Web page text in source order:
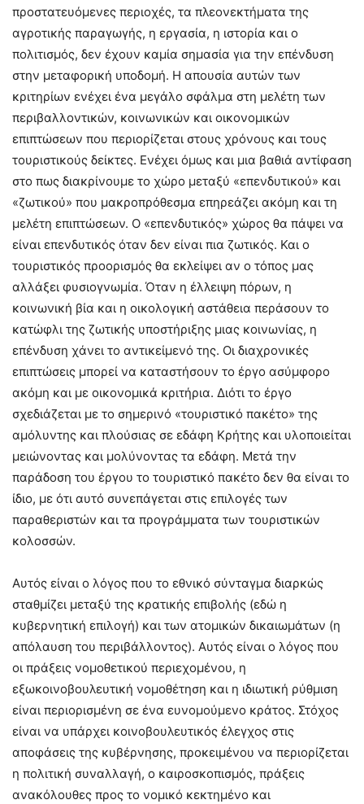
προστατευόμενες περιοχές, τα πλεονεκτήματα της
αγροτικής παραγωγής, η εργασία, η ιστορία και ο
πολιτισμός, δεν έχουν καμία σημασία για την επένδυση
στην μεταφορική υποδομή. Η απουσία αυτών των
κριτηρίων ενέχει ένα μεγάλο σφάλμα στη μελέτη των
περιβαλλοντικών, κοινωνικών και οικονομικών
επιπτώσεων που περιορίζεται στους χρόνους και τους
τουριστικούς δείκτες. Ενέχει όμως και μια βαθιά αντίφαση
στο πως διακρίνουμε το χώρο μεταξύ «επενδυτικού» και
«ζωτικού» που μακροπρόθεσμα επηρεάζει ακόμη και τη
μελέτη επιπτώσεων. Ο «επενδυτικός» χώρος θα πάψει να
είναι επενδυτικός όταν δεν είναι πια ζωτικός. Και ο
τουριστικός προορισμός θα εκλείψει αν ο τόπος μας
αλλάξει φυσιογνωμία. Όταν η έλλειψη πόρων, η
κοινωνική βία και η οικολογική αστάθεια περάσουν το
κατώφλι της ζωτικής υποστήριξης μιας κοινωνίας, η
επένδυση χάνει το αντικείμενό της. Οι διαχρονικές
επιπτώσεις μπορεί να καταστήσουν το έργο ασύμφορο
ακόμη και με οικονομικά κριτήρια. Διότι το έργο
σχεδιάζεται με το σημερινό «τουριστικό πακέτο» της
αμόλυντης και πλούσιας σε εδάφη Κρήτης και υλοποιείται
μειώνοντας και μολύνοντας τα εδάφη. Μετά την
παράδοση του έργου το τουριστικό πακέτο δεν θα είναι το
ίδιο, με ότι αυτό συνεπάγεται στις επιλογές των
παραθεριστών και τα προγράμματα των τουριστικών
κολοσσών.
Αυτός είναι ο λόγος που το εθνικό σύνταγμα διαρκώς
σταθμίζει μεταξύ της κρατικής επιβολής (εδώ η
κυβερνητική επιλογή) και των ατομικών δικαιωμάτων (η
απόλαυση του περιβάλλοντος). Αυτός είναι ο λόγος που
οι πράξεις νομοθετικού περιεχομένου, η
εξωκοινοβουλευτική νομοθέτηση και η ιδιωτική ρύθμιση
είναι περιορισμένη σε ένα ευνομούμενο κράτος. Στόχος
είναι να υπάρχει κοινοβουλευτικός έλεγχος στις
αποφάσεις της κυβέρνησης, προκειμένου να περιορίζεται
η πολιτική συναλλαγή, ο καιροσκοπισμός, πράξεις
ανακόλουθες προς το νομικό κεκτημένο και